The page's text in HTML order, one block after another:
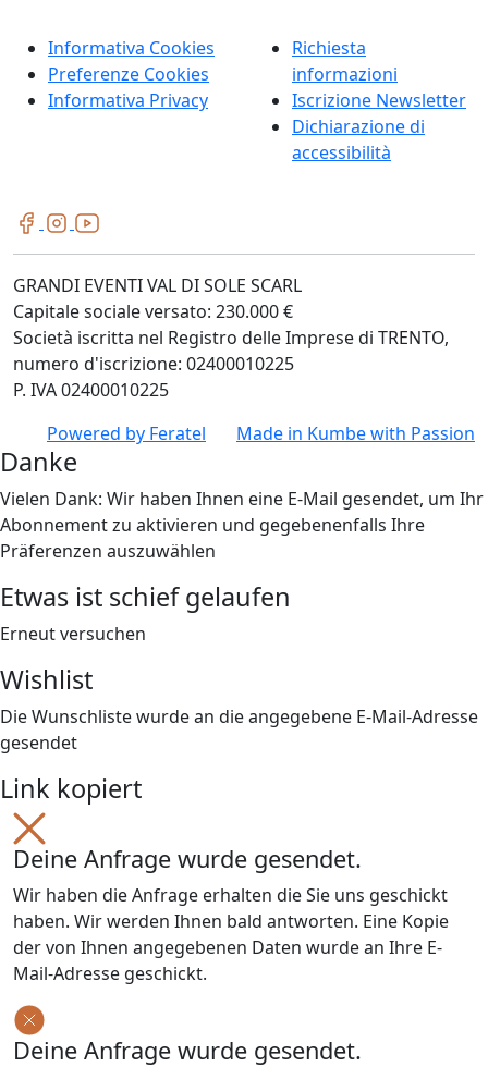
Informativa Cookies
Preferenze Cookies
Informativa Privacy
Richiesta
informazioni
Iscrizione Newsletter
Dichiarazione di
accessibilità
GRANDI EVENTI VAL DI SOLE SCARL
Capitale sociale versato: 230.000 €
Società iscritta nel Registro delle Imprese di TRENTO,
numero d'iscrizione: 02400010225
P. IVA 02400010225
Powered by Feratel Made in Kumbewith Passion
Danke
Vielen Dank: Wir haben Ihnen eine E-Mail gesendet, um Ihr
Abonnement zu aktivieren und gegebenenfalls Ihre
Präferenzen auszuwählen
Etwas ist schief gelaufen
Erneut versuchen
Wishlist
Die Wunschliste wurde an die angegebene E-Mail-Adresse
gesendet
Link kopiert
Deine Anfrage wurde gesendet.
Wir haben die Anfrage erhalten die Sie uns geschickt
haben. Wir werden Ihnen bald antworten. Eine Kopie
der von Ihnen angegebenen Daten wurde an Ihre E-
Mail-Adresse geschickt.
Deine Anfrage wurde gesendet.